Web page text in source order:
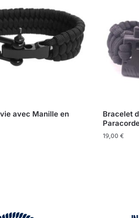
avec Manille en
Bracelet
19,00€